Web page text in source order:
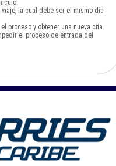
la cual debe ser el mismo día
proceso y obtener una nueva cita.
el proceso de entrada del